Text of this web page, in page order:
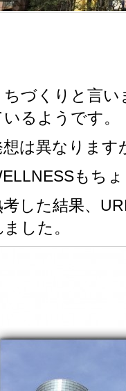
ちづくりと言い
いるようです。
想は異なります
もち
考した結果、
した。